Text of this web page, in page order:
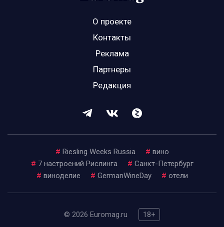
О проекте
Контакты
Реклама
Партнеры
Редакция
# Riesling Weeks Russia # вино
# 7 настроений Рислинга # Санкт-Петербург
# виноделие # GermanWineDay # отели
© 2026 Euromag.ru
18+